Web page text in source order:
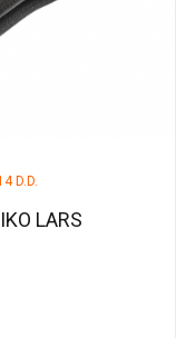
D.D.
LARS